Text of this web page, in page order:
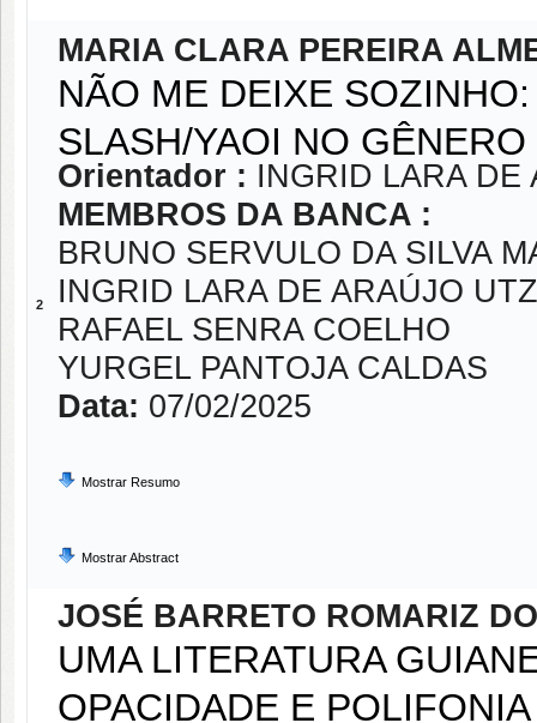
2
MARIA CLARA PEREIRA
NÃO ME DEIXE
SLASH/YAOI NO
Orientador : INGRID LARA DE
MEMBROS DA BANCA :
BRUNO SERVULO DA SILVA
INGRID LARA DE ARAÚJO
RAFAEL SENRA COELHO
YURGEL PANTOJA CALDAS
Data: 07/02/2025
Mostrar Resumo
Mostrar Abstract
JOSÉ BARRETO ROMARIZ
UMA LITERATURA
OPACIDADE E